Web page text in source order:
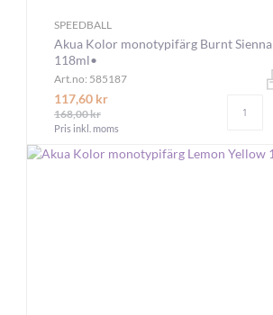
SPEEDBALL
Akua Kolor monotypifärg Burnt Sienna
118ml•
Art.no: 585187
117,60 kr
168,00 kr
Pris inkl. moms